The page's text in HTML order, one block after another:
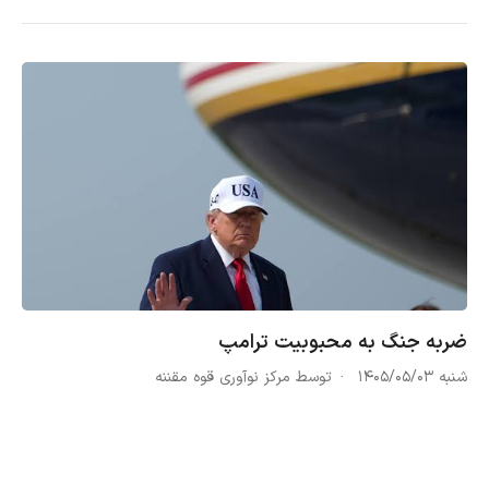
ضربه جنگ به محبوبیت ترامپ
شنبه ۱۴۰۵/۰۵/۰۳ توسط مرکز نوآوری قوه مقننه